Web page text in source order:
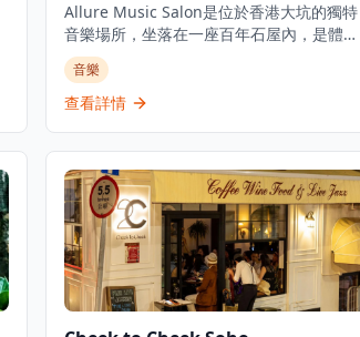
Allure Music Salon是位於香港大坑的獨特
音樂場所，坐落在一座百年石屋內，是體驗
現場音樂和歷史文化的理想去處。沙龍舉辦
親密的音樂晚會、工作坊和活動，涵蓋從另
類民謠到爵士樂和探戈等各種音樂類型，為
供定期活動和即場特別優惠，無論是想要享
受浪漫音樂夜晚的情侶，還是尋找獨特音樂
體驗的音樂愛好者，都能在這裡找到屬於自
己的樂趣。場地環境優雅舒適，融合了歷史
建築的韻味與現代音樂的魅力，讓客人在欣
賞現場音樂的同時，感受歷史文化的獨特魅
力。
音樂
查看詳情